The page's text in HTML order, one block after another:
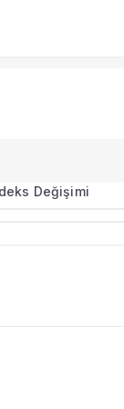
metrikleri
benzer
Değişimi